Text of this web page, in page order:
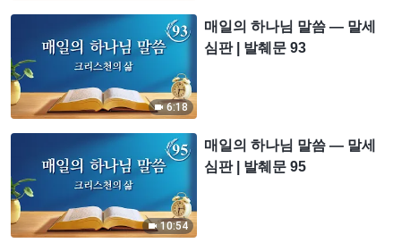
6:18
매일의 하나님 말씀 ― 말세
심판 | 발췌문 93
10:54
매일의 하나님 말씀 ― 말세
심판 | 발췌문 95